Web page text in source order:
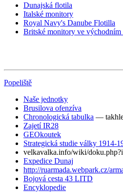
Dunajská flotila
Italské monitory
Royal Navy's Danube Flotilla
Britské monitory ve východním
Popeliště
Naše jednotky
Brusilova ofenzíva
Chronologická tabulka —
Zajetí IR28
GEOkoutek
Strategická studie války 1914-
velkavalka.info/wiki/
Expedice Dunaj
http://ruarmada.webpark.cz/
Bojová cesta 43 LITD
Encyklopedie